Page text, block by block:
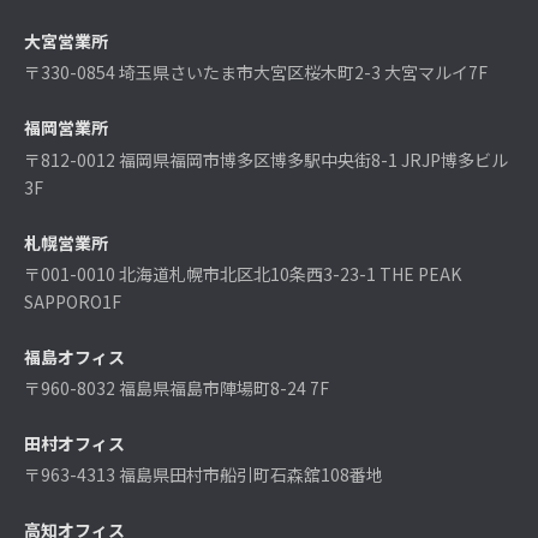
大宮営業所
〒330-0854 埼玉県さいたま市大宮区桜木町2-3 大宮マルイ7F
福岡営業所
〒812-0012 福岡県福岡市博多区博多駅中央街8-1 JRJP博多ビル
3F
札幌営業所
〒001-0010 北海道札幌市北区北10条西3-23-1 THE PEAK
SAPPORO1F
福島オフィス
〒960-8032 福島県福島市陣場町8-24 7F
田村オフィス
〒963-4313 福島県田村市船引町石森舘108番地
高知オフィス